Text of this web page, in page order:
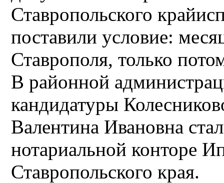
Ставропольского
поставили условие:
Ставрополя, только
В районной
кандидатуры
Валентина Ивановна
нотариальной конторе
Ставропольского края.